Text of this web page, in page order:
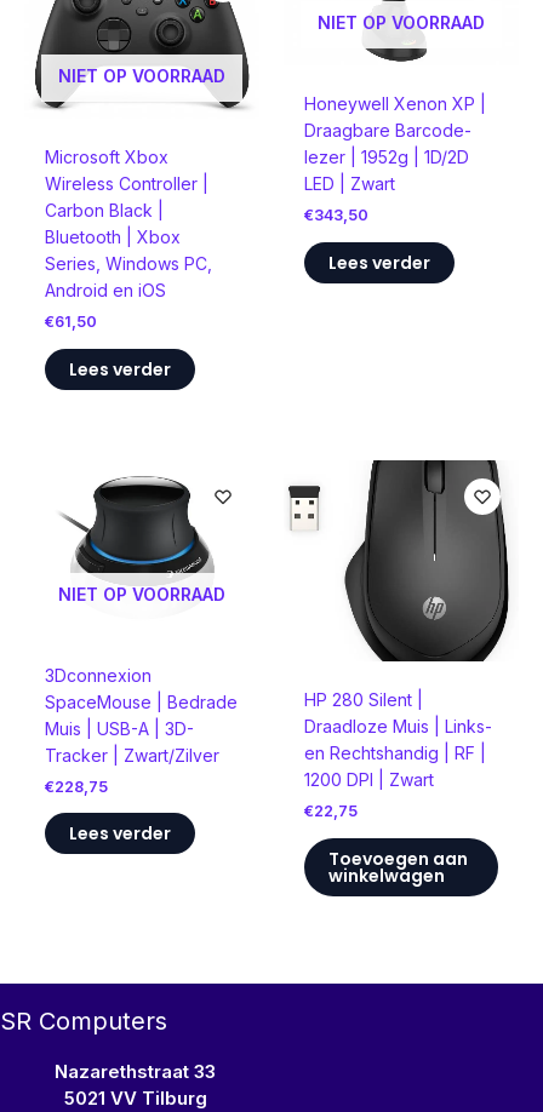
NIET OP VOORRAAD
Microsoft Xbox
Wireless Controller |
Carbon Black |
Bluetooth | Xbox
Series, Windows PC,
Android en iOS
€61,50
Lees verder
NIET OP VOORRAAD
Honeywell Xenon XP |
Draagbare Barcode-
lezer | 1952g | 1D/2D
LED | Zwart
€343,50
Lees verder
NIET OP VOORRAAD
3Dconnexion
SpaceMouse | Bedrade
Muis | USB-A | 3D-
Tracker | Zwart/Zilver
€228,75
Lees verder
HP 280 Silent |
Draadloze Muis | Links-
en Rechtshandig | RF |
1200 DPI | Zwart
€22,75
Toevoegen aan
winkelwagen
SR Computers
Nazarethstraat 33
5021 VV Tilburg